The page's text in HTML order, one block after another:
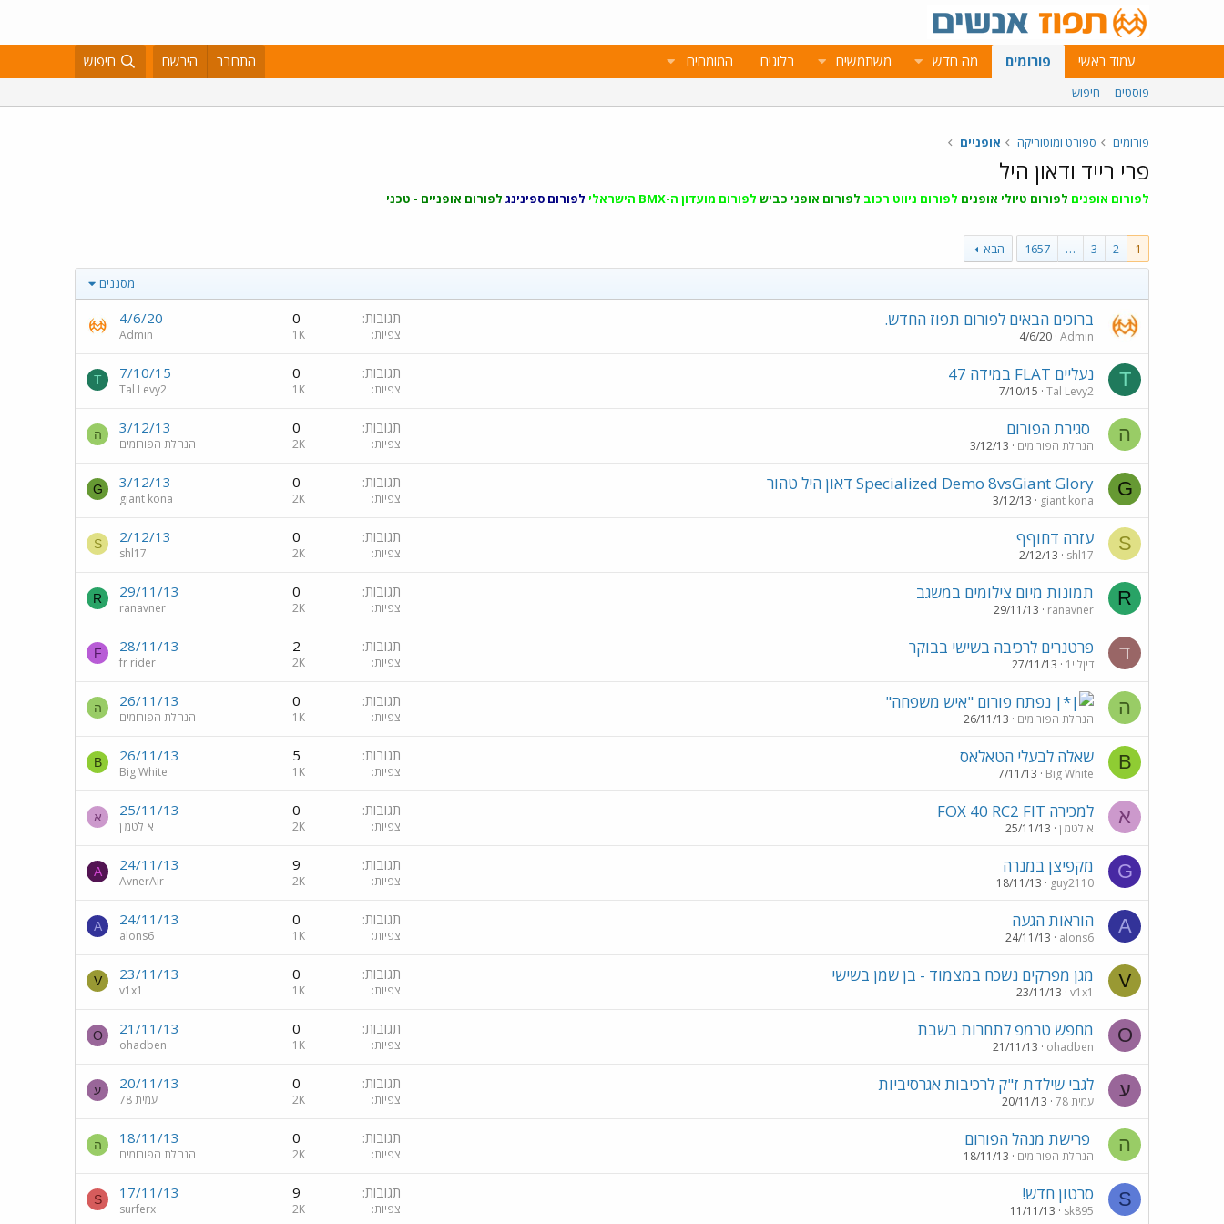
עמוד ראשי פורומים מה חדש משתמשים בלוגים המומחים התחבר הירשם חיפוש
פוסטים חיפוש
פורומים ספורט ומוטוריקה אופניים
פרי רייד ודאון היל
לפורום אופנים לפורום טיולי אופנים לפורום ניווט רכוב לפורום אופני כביש לפורום מועדון ה-BMX הישראלי לפורום ספינינג לפורום אופניים - טכני
1
2
3
…
1657 הבא
מסננים
ברוכים הבאים לפורום תפוז החדש.
Admin
4/6/20
תגובות 0
צפיות 1K
4/6/20
Admin
T נעליים FLAT במידה 47
Tal Levy2
7/10/15
תגובות 0
צפיות 1K
7/10/15
Tal Levy2
T
ה סגירת הפורום
הנהלת הפורומים 3/12/13
תגובות 0
צפיות 2K
3/12/13
הנהלת הפורומים
ה
G Specialized Demo 8vsGiant Glory דאון היל טהור
giant kona
3/12/13
תגובות 0
צפיות 2K
3/12/13
giant kona
G
S עזרה דחוףף
shl17
2/12/13
תגובות 0
צפיות 2K
2/12/13
shl17
S
R תמונות מיום צילומים במשגב
ranavner
29/11/13
תגובות 0
צפיות 2K
29/11/13
ranavner
R
ד פרטנרים לרכיבה בשישי בבוקר
דיןלוי1 27/11/13
תגובות 2
צפיות 2K
28/11/13
fr rider
F
ה נפתח פורום "איש משפחה"
הנהלת הפורומים 26/11/13
תגובות 0
צפיות 1K
26/11/13
הנהלת הפורומים
ה
B שאלה לבעלי הטאלאס
Big White
7/11/13
תגובות 5
צפיות 1K
26/11/13
Big White
B
א למכירה FOX 40 RC2 FIT
א לטמ ן 25/11/13
תגובות 0
צפיות 2K
25/11/13
א לטמ ן
א
G מקפיצן במנרה
guy2110
18/11/13
תגובות 9
צפיות 2K
24/11/13
AvnerAir
A
A הוראות הגעה
alons6
24/11/13
תגובות 0
צפיות 1K
24/11/13
alons6
A
V מגן מפרקים נשכח במצמוד - בן שמן בשישי
v1x1
23/11/13
תגובות 0
צפיות 1K
23/11/13
v1x1
V
O מחפש טרמפ לתחרות בשבת
ohadben
21/11/13
תגובות 0
צפיות 1K
21/11/13
ohadben
O
ע לגבי שילדת ז"ק לרכיבות אגרסיביות
עמית 78 20/11/13
תגובות 0
צפיות 2K
20/11/13
עמית 78
ע
ה פרישת מנהל הפורום
הנהלת הפורומים 18/11/13
תגובות 0
צפיות 2K
18/11/13
הנהלת הפורומים
ה
S סרטון חדש!
sk895
11/11/13
תגובות 9
צפיות 2K
17/11/13
surferx
S